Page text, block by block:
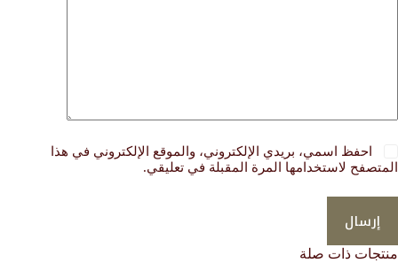
احفظ اسمي، بريدي الإلكتروني، والموقع الإلكتروني في هذا
المتصفح لاستخدامها المرة المقبلة في تعليقي.
إرسال
منتجات ذات صلة